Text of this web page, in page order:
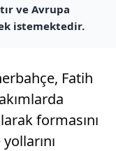
ve Avrupa
istemektedir.
Fatih
formasını